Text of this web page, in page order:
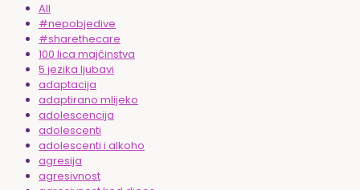
All
#nepobjedive
#sharethecare
100 lica majčinstva
5 jezika ljubavi
adaptacija
adaptirano mlijeko
adolescencija
adolescenti
adolescenti i alkoho
agresija
agresivnost